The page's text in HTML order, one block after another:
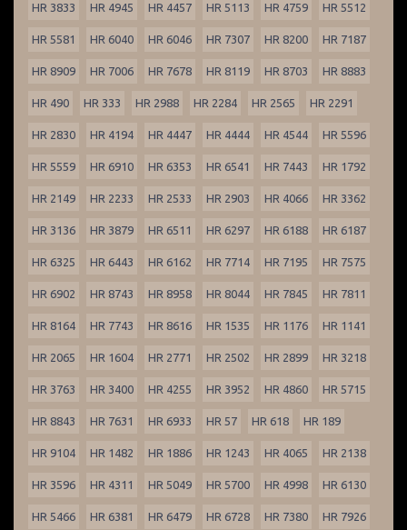
HR 3833 HR 4945 HR 4457 HR 5113 HR 4759 HR 5512
HR 5581 HR 6040 HR 6046 HR 7307 HR 8200 HR 7187
HR 8909 HR 7006 HR 7678 HR 8119 HR 8703 HR 8883
HR 490 HR 333 HR 2988 HR 2284 HR 2565 HR 2291
HR 2830 HR 4194 HR 4447 HR 4444 HR 4544 HR 5596
HR 5559 HR 6910 HR 6353 HR 6541 HR 7443 HR 1792
HR 2149 HR 2233 HR 2533 HR 2903 HR 4066 HR 3362
HR 3136 HR 3879 HR 6511 HR 6297 HR 6188 HR 6187
HR 6325 HR 6443 HR 6162 HR 7714 HR 7195 HR 7575
HR 6902 HR 8743 HR 8958 HR 8044 HR 7845 HR 7811
HR 8164 HR 7743 HR 8616 HR 1535 HR 1176 HR 1141
HR 2065 HR 1604 HR 2771 HR 2502 HR 2899 HR 3218
HR 3763 HR 3400 HR 4255 HR 3952 HR 4860 HR 5715
HR 8843 HR 7631 HR 6933 HR 57 HR 618 HR 189
HR 9104 HR 1482 HR 1886 HR 1243 HR 4065 HR 2138
HR 3596 HR 4311 HR 5049 HR 5700 HR 4998 HR 6130
HR 5466 HR 6381 HR 6479 HR 6728 HR 7380 HR 7926